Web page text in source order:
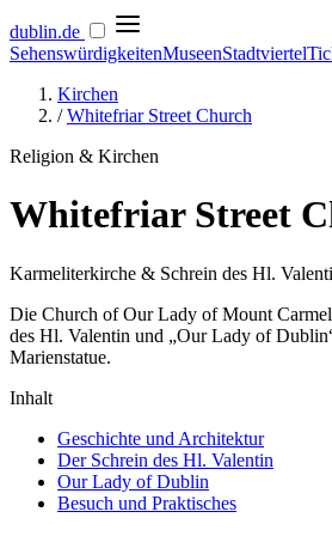
dublin.de
SehenswürdigkeitenMuseenStadtviertel
Kirchen
/ Whitefriar Street Church
Religion & Kirchen
Whitefriar Street
Karmeliterkirche & Schrein des Hl.
Die Church of Our Lady of Mount
des Hl. Valentin und „Our Lady of
Marienstatue.
Inhalt
Geschichte und Architektur
Der Schrein des Hl. Valentin
Our Lady of Dublin
Besuch und Praktisches